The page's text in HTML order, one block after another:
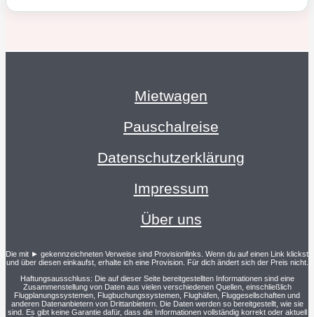
Mietwagen
Pauschalreise
Datenschutzerklärung
Impressum
Über uns
Die mit ► gekennzeichneten Verweise sind Provisionlinks. Wenn du auf einen Link klickst
und über diesen einkaufst, erhalte ich eine Provision. Für dich ändert sich der Preis nicht.
Haftungsausschluss: Die auf dieser Seite bereitgestellten Informationen sind eine
Zusammenstellung von Daten aus vielen verschiedenen Quellen, einschließlich
Flugplanungssystemen, Flugbuchungssystemen, Flughäfen, Fluggesellschaften und
anderen Datenanbietern von Drittanbietern. Die Daten werden so bereitgestellt, wie sie
sind. Es gibt keine Garantie dafür, dass die Informationen vollständig korrekt oder aktuell